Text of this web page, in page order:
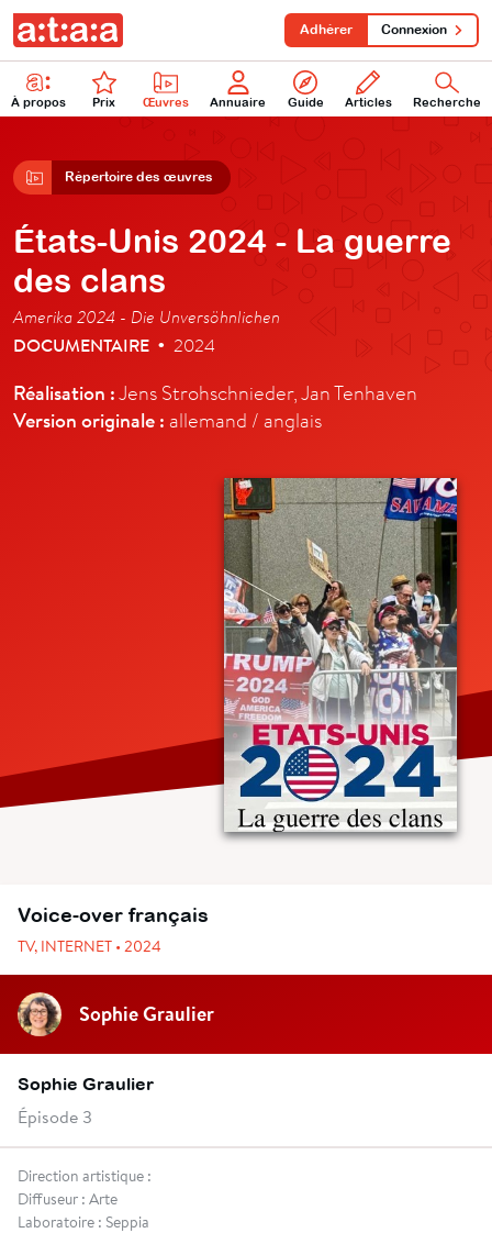
À propos Prix Œuvres Annuaire Guide Articles Recherche
Adhérer Connexion
Répertoire des œuvres
États-Unis 2024 - La guerre
des clans
Amerika 2024 - Die Unversöhnlichen
DOCUMENTAIRE • 2024
Réalisation :Jens Strohschnieder, Jan Tenhaven
Version originale : allemand / anglais
Voice-over français
TV, INTERNET • 2024
Sophie Graulier
Sophie Graulier
Épisode 3
Direction artistique :
Diffuseur : Arte
Laboratoire : Seppia